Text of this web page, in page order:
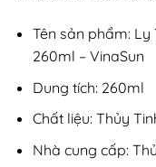
Tên sản phẩm:
260ml – VinaSun
Dung tích: 260ml
Chất liệu: Thủy
Nhà cung cấp: